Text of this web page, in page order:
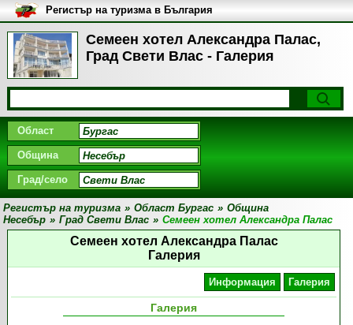
Семеен хотел Александра Палас,
Град Свети Влас - Галерия
Регистър на туризма в България
Област
Община
Град/село
Регистър на туризма » Област Бургас » Община
Несебър » Град Свети Влас » Семеен хотел Александра Палас
Семеен хотел Александра Палас
Галерия
Информация Галерия
Галерия